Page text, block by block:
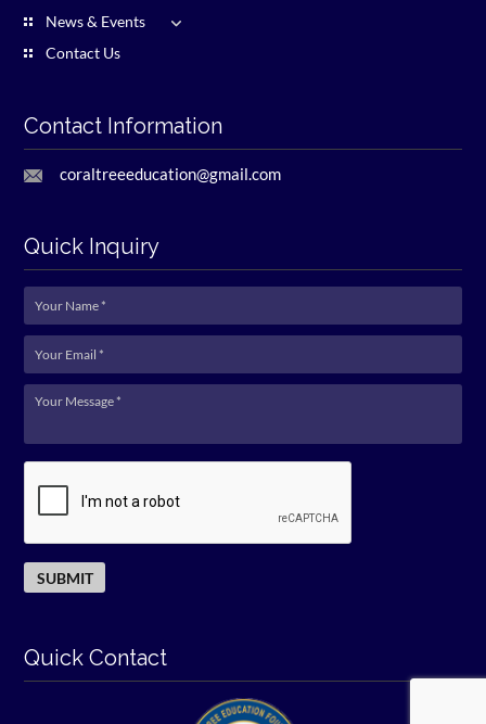
News & Events
Contact Us
Contact Information
coraltreeeducation@gmail.com
Quick Inquiry
Quick Contact